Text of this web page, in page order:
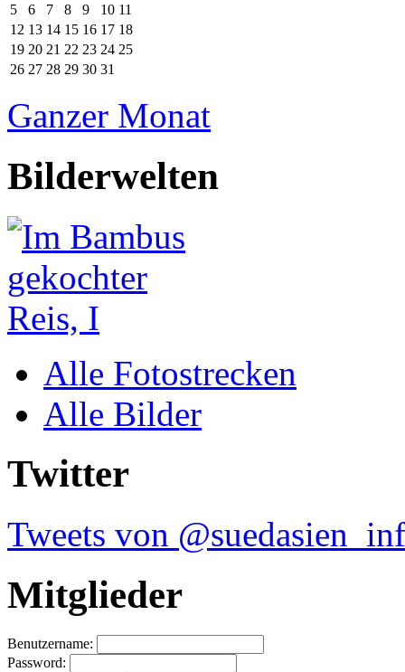
5
6 7 8 9 10 11
12 13 14 15 16 17 18
19 20 21 22 23 24 25
26 27 28 29 30 31
Ganzer Monat
Bilderwelten
Alle Fotostrecken
Alle Bilder
Twitter
Tweets von
Mitglieder
Benutzername:
Password: